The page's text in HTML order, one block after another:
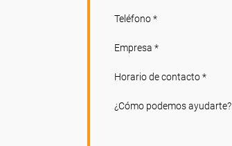
Teléfono *
Empresa *
Horario de contacto *
¿Cómo podemos ayudarte?